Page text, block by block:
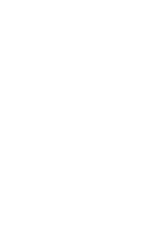
25 juli 2026